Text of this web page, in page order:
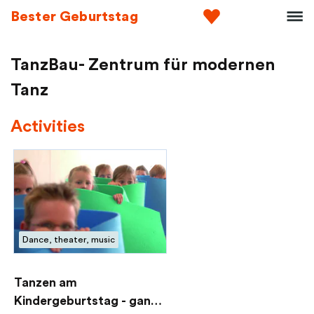
Bester Geburtstag
TanzBau- Zentrum für modernen
Tanz
Activities
Dance, theater, music
Tanzen am
Kindergeburtstag - ganz